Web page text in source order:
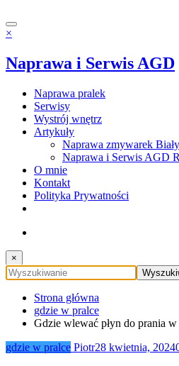
×
Naprawa i Serwis AGD
Naprawa pralek
Serwisy
Wystrój wnętrz
Artykuły
Naprawa zmywarek
Naprawa i Serwis AGD
O mnie
Kontakt
Polityka Prywatności
×
Strona główna
gdzie w pralce
Gdzie wlewać płyn do prania w
gdzie w pralce Piotr28 kwietnia, 2024